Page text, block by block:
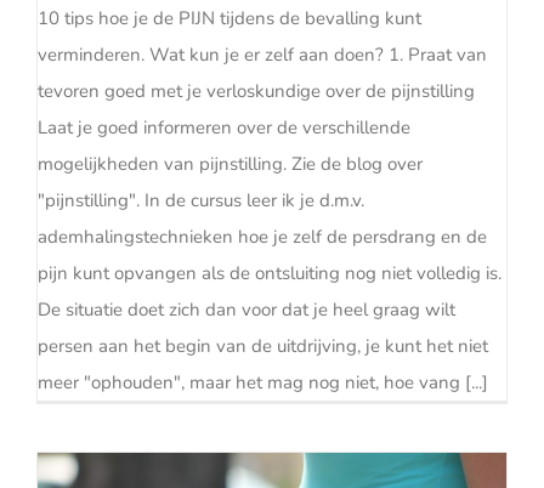
10 tips hoe je de PIJN tijdens de bevalling kunt
verminderen. Wat kun je er zelf aan doen? 1. Praat van
tevoren goed met je verloskundige over de pijnstilling
Laat je goed informeren over de verschillende
mogelijkheden van pijnstilling. Zie de blog over
"pijnstilling". In de cursus leer ik je d.m.v.
ademhalingstechnieken hoe je zelf de persdrang en de
pijn kunt opvangen als de ontsluiting nog niet volledig is.
De situatie doet zich dan voor dat je heel graag wilt
persen aan het begin van de uitdrijving, je kunt het niet
meer "ophouden", maar het mag nog niet, hoe vang [...]